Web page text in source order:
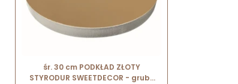
śr. 30 cm PODKŁAD ZŁOTY
STYRODUR SWEETDECOR - gruby